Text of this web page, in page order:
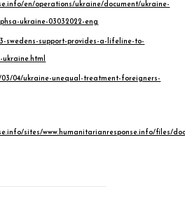
en/operations/ukraine/document/ukraine-
ukraine-03032022-eng
swedens-support-provides-a-lifeline-to-
03/04/ukraine-unequal-treatment-foreigners-
sites/www.humanitarianresponse.info/files/